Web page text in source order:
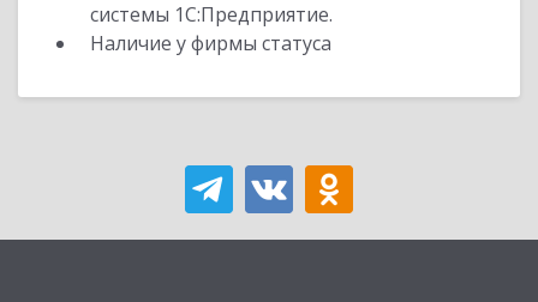
системы 1С:Предприятие.
Наличие у фирмы статуса